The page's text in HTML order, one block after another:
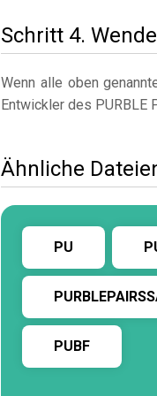
Schritt 4.
Wenn alle oben
Entwickler des PURBLE
Ähnliche
PU
PUBF